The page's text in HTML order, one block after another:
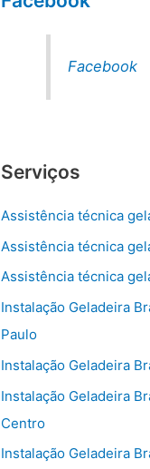
Facebook
Serviços
Assistência técnica
Assistência técnica
Assistência técnica
Instalação Geladeira
Paulo
Instalação Geladeira
Instalação Geladeira
Centro
Instalação Geladeira